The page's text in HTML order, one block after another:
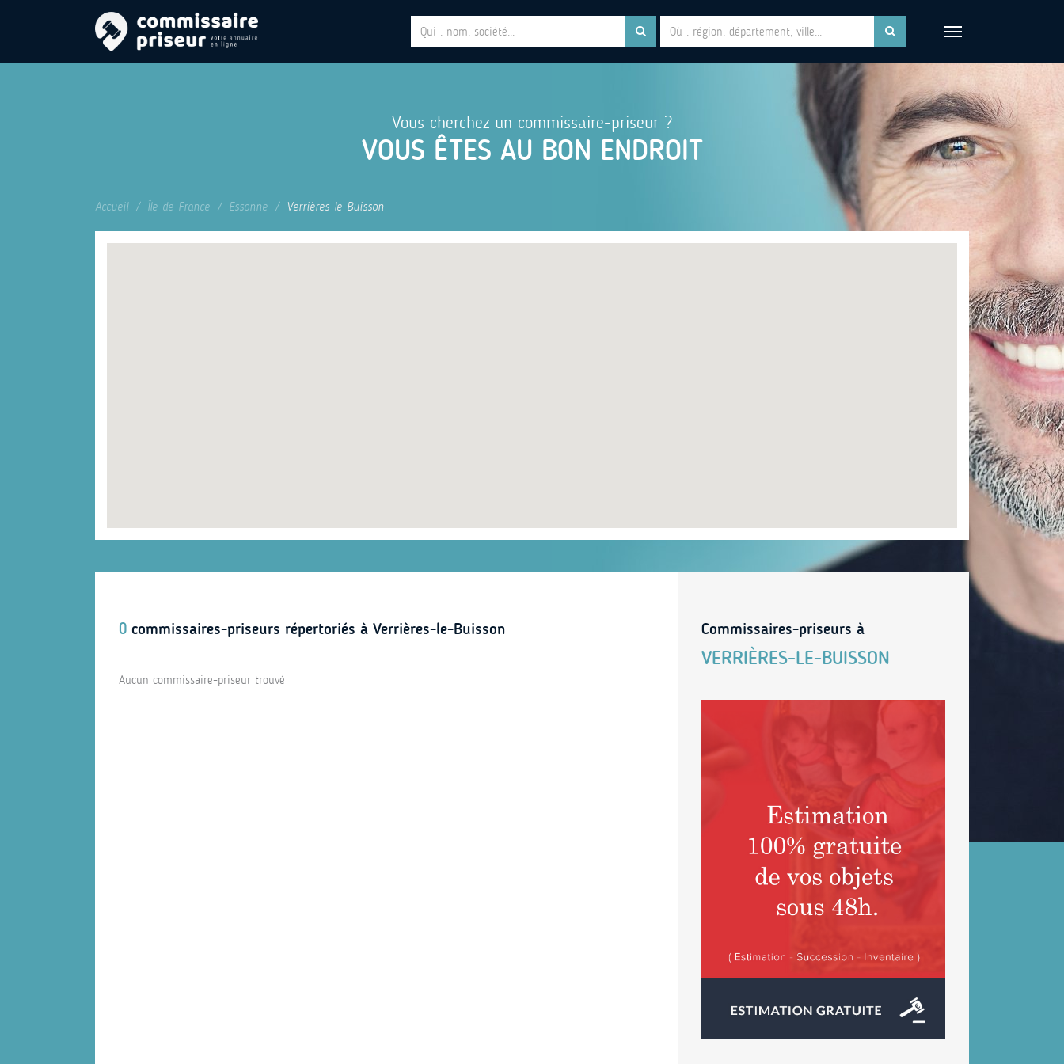
Vous cherchez un commissaire-priseur ?
VOUS ÊTES AU BON ENDROIT
Accueil Île-de-France Essonne Verrières-le-Buisson
0 commissaires-priseurs répertoriés à Verrières-le-Buisson
Aucun commissaire-priseur trouvé
Commissaires-priseurs à
VERRIÈRES-LE-BUISSON